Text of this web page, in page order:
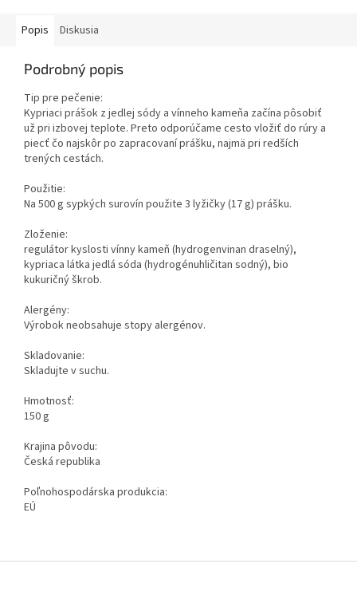
Popis Diskusia
Podrobný popis
Tip pre pečenie:
Kypriaci prášok z jedlej sódy a vínneho kameňa začína pôsobiť
už pri izbovej teplote. Preto odporúčame cesto vložiť do rúry a
piecť čo najskôr po zapracovaní prášku, najmä pri redších
trených cestách.
Použitie:
Na 500 g sypkých surovín použite 3 lyžičky (17 g) prášku.
Zloženie:
regulátor kyslosti vínny kameň (hydrogenvinan draselný),
kypriaca látka jedlá sóda (hydrogénuhličitan sodný), bio
kukuričný škrob.
Alergény:
Výrobok neobsahuje stopy alergénov.
Skladovanie:
Skladujte v suchu.
Hmotnosť:
150 g
Krajina pôvodu:
Česká republika
Poľnohospodárska produkcia:
EÚ